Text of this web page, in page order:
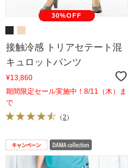
30%OFF
接触冷感 トリアセテート混
キュロットパンツ
¥13,860
期間限定セール実施中！8/11（木）ま
で
（2）